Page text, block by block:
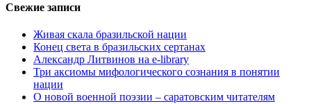
Свежие записи
Живая скала бразильской нации
Конец света в бразильских сертанах
Александр Литвинов на e-library
Три аксиомы мифологического сознания в понятии
нации
О новой военной поэзии – саратовским читателям